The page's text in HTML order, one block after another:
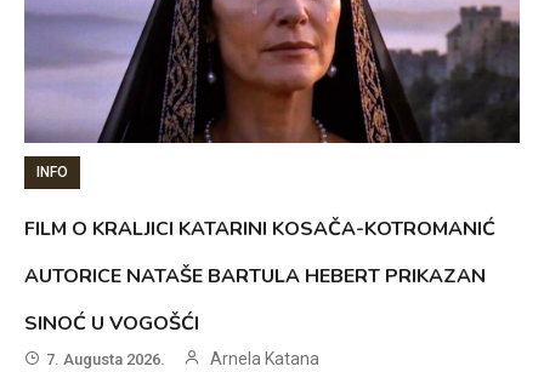
INFO
FILM O KRALJICI KATARINI KOSAČA-KOTROMANIĆ
AUTORICE NATAŠE BARTULA HEBERT PRIKAZAN
SINOĆ U VOGOŠĆI
7. Augusta 2026. Arnela Katana